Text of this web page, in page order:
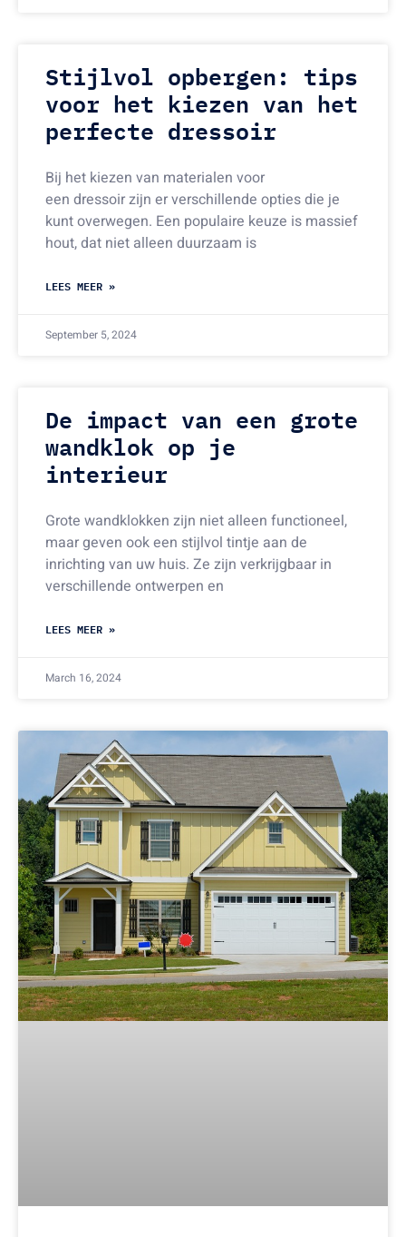
Stijlvol opbergen: tips
voor het kiezen van het
perfecte dressoir
Bij het kiezen van materialen voor
een dressoir zijn er verschillende opties die je
kunt overwegen. Een populaire keuze is massief
hout, dat niet alleen duurzaam is
LEES MEER »
September 5, 2024
De impact van een grote
wandklok op je
interieur
Grote wandklokken zijn niet alleen functioneel,
maar geven ook een stijlvol tintje aan de
inrichting van uw huis. Ze zijn verkrijgbaar in
verschillende ontwerpen en
LEES MEER »
March 16, 2024